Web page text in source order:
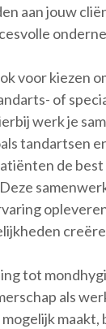
aan jouw
voor kiezen
of
werk je
tandartsen
de best
tot
als